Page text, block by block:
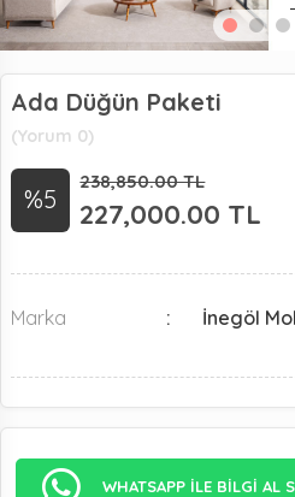
Ada Düğün Paketi
(Yorum 0)
%5
238,850.00 TL
227,000.00 TL
Marka İnegöl
WHATSAPP İLE BİLGİ AL